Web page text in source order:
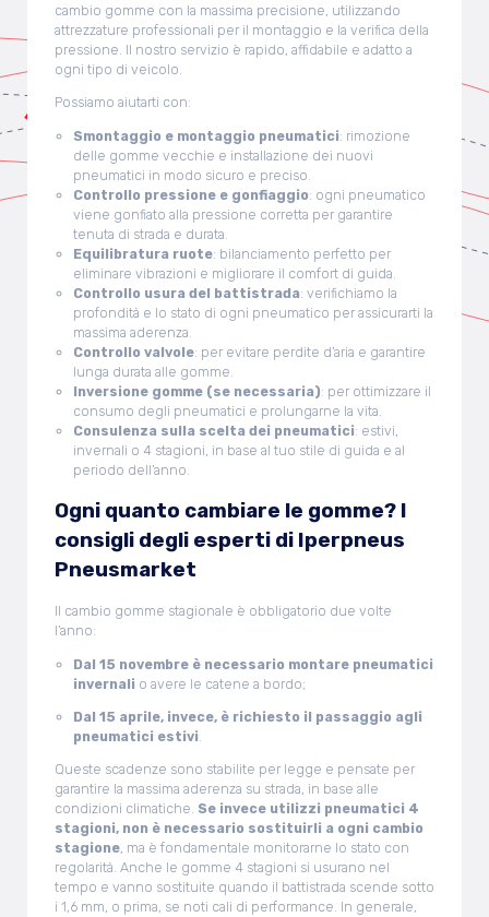
cambio gomme con la massima precisione, utilizzando
attrezzature professionali per il montaggio e la verifica della
pressione. Il nostro servizio è rapido, affidabile e adatto a
ogni tipo di veicolo.
Possiamo aiutarti con:
Smontaggio e montaggio pneumatici: rimozione
delle gomme vecchie e installazione dei nuovi
pneumatici in modo sicuro e preciso.
Controllo pressione e gonfiaggio: ogni pneumatico
viene gonfiato alla pressione corretta per garantire
tenuta di strada e durata.
Equilibratura ruote: bilanciamento perfetto per
eliminare vibrazioni e migliorare il comfort di guida.
Controllo usura del battistrada: verifichiamo la
profondità e lo stato di ogni pneumatico per assicurarti la
massima aderenza.
Controllo valvole: per evitare perdite d’aria e garantire
lunga durata alle gomme.
Inversione gomme (se necessaria): per ottimizzare il
consumo degli pneumatici e prolungarne la vita.
Consulenza sulla scelta dei pneumatici: estivi,
invernali o 4 stagioni, in base al tuo stile di guida e al
periodo dell’anno.
Ogni quanto cambiare le gomme? I
consigli degli esperti di Iperpneus
Pneusmarket
Il cambio gomme stagionale è obbligatorio due volte
l’anno:
Dal 15 novembre è necessario montare pneumatici
invernali o avere le catene a bordo;
Dal 15 aprile, invece, è richiesto il passaggio agli
pneumatici estivi.
Queste scadenze sono stabilite per legge e pensate per
garantire la massima aderenza su strada, in base alle
condizioni climatiche. Se invece utilizzi pneumatici 4
stagioni, non è necessario sostituirli a ogni cambio
stagione, ma è fondamentale monitorarne lo stato con
regolarità. Anche le gomme 4 stagioni si usurano nel
tempo e vanno sostituite quando il battistrada scende sotto
i 1,6 mm, o prima, se noti cali di performance. In generale,